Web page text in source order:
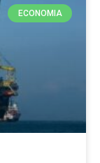
ECONOMIA